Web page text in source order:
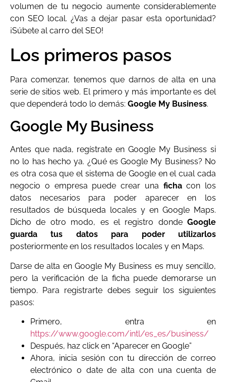
volumen de tu negocio aumente considerablemente
con SEO local. ¿Vas a dejar pasar esta oportunidad?
¡Súbete al carro del SEO!
Los primeros pasos
Para comenzar, tenemos que darnos de alta en una
serie de sitios web. El primero y más importante es del
que dependerá todo lo demás: Google My Business.
Google My Business
Antes que nada, regístrate en Google My Business si
no lo has hecho ya. ¿Qué es Google My Business? No
es otra cosa que el sistema de Google en el cual cada
negocio o empresa puede crear una fichacon los
datos necesarios para poder aparecer en los
resultados de búsqueda locales y en Google Maps.
Dicho de otro modo, es el registro donde Google
guarda tus datos para poder utilizarlos
posteriormente en los resultados locales y en Maps.
Darse de alta en Google My Business es muy sencillo,
pero la verificación de la ficha puede demorarse un
tiempo. Para registrarte debes seguir los siguientes
pasos:
Primero, entra en
https://www.google.com/intl/es_es/business/
Después, haz click en “Aparecer en Google”
Ahora, inicia sesión con tu dirección de correo
electrónico o date de alta con una cuenta de